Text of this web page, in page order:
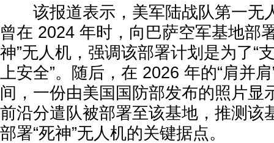
该报道表示，美军陆战队第一无
曾在 2024 年时，向巴萨空军基地部
神”无人机，强调该部署计划是为了“
上安全”。随后，在 2026 年的“肩并
间，一份由美国国防部发布的照片显
前沿分遣队被部署至该基地，推测该
部署“死神”无人机的关键据点。